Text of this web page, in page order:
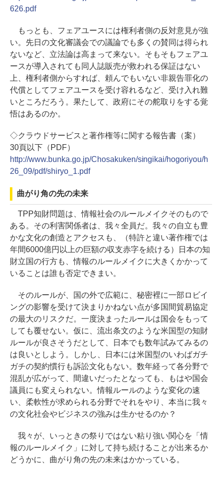
626.pdf
もっとも、フェアユースには権利者側の反対意見が強
い。先日の文化審議会での議論でも多くの賛同は得られ
ないなど、立法論は高まって来ない。そもそもフェアユ
ースが導入されても同人誌販売が救われる保証はない
上、権利者側からすれば、頼んでもいない非親告罪化の
代償としてフェアユースを受け容れるなど、受け入れ難
いところだろう。果たして、政府にその舵取りをする覚
悟はあるのか。
◇クラウドサービスと著作権等に関する報告書（案）
30頁以下（PDF）
http://www.bunka.go.jp/Chosakuken/singikai/hogoriyou/h
26_09/pdf/shiryo_1.pdf
曲がり角の先の未来
TPP知財問題は、情報社会のルールメイクそのもので
ある。その利害関係者は、我々全員だ。我々の自立も豊
かな文化の創造とアクセスも、（特許と違い著作権では
年間6000億円以上の巨額の収支赤字を続ける）日本の知
財立国の行方も、情報のルールメイクに大きくかかって
いることは誰も否定できまい。
そのルールが、国の外で広範に、秘密裡に一部ロビイ
ングの影響を受けて決まりかねない点が多国間貿易協定
の最大のリスクだ。一度決まったルールは国会をもって
しても覆せない。仮に、流出条文のような米国型の知財
ルールが良さそうだとして、日本でも数年試みてみるの
は良いとしよう。しかし、日本には米国型のいわばガチ
ガチの契約慣行も訴訟文化もない。数年経って各分野で
混乱が広がって、間違いだったとなっても、もはや国会
議員にも変えられない。情報ルールのような変化の速
い、柔軟性が求められる分野でそれをやり、本当に我々
の文化社会やビジネスの強みは生かせるのか？
我々が、いっときの祭りではない粘り強い関心を「情
報のルールメイク」に対して持ち続けることが出来るか
どうかに、曲がり角の先の未来はかかっている。